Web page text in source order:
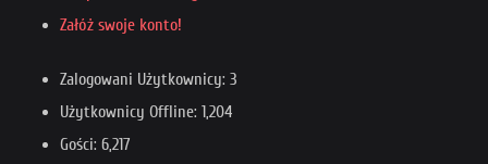
Załóż swoje konto!
Zalogowani Użytkownicy: 3
Użytkownicy Offline: 1,204
Gości: 6,217